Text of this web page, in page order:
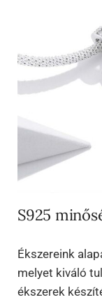
S925
Ékszereink
melyet kiváló
ékszerek